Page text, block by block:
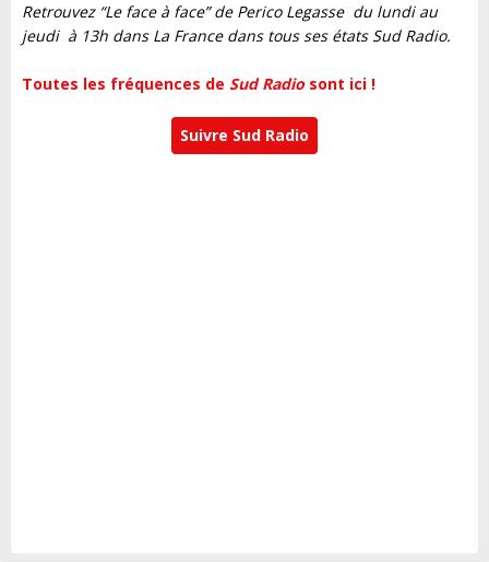
Retrouvez “Le face à face” de Perico Legasse du lundi au
jeudi à 13h dans La France dans tous ses états Sud Radio.
Toutes les fréquences de Sud Radio sont ici !
Suivre Sud Radio